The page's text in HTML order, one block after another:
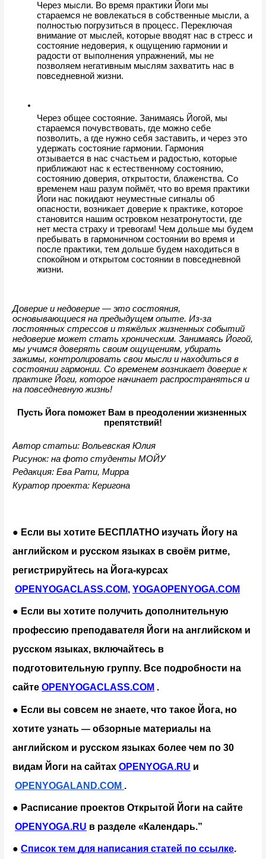
Через мысли. Во время практики Йоги мы
стараемся не вовлекаться в собственные мысли, а
полностью погрузиться в процесс. Переключая
внимание от мыслей, которые вводят нас в стресс и
состояние недоверия, к ощущению гармонии и
радости от выполнения упражнений, мы не
позволяем негативным мыслям захватить нас в
повседневной жизни.
Через общее состояние. Занимаясь Йогой, мы
стараемся почувствовать, где можно себе
позволить, а где нужно себя заставить, и через это
удержать состояние гармонии. Гармония
отзывается в нас счастьем и радостью, которые
приближают нас к естественному состоянию,
состоянию доверия, открытости, блаженства. Со
временем наш разум поймёт, что во время практики
Йоги нас покидают неуместные сигналы об
опасности, возникает доверие к практике, которое
становится нашим островком незатронутости, где
нет места страху и тревогам! Чем дольше мы будем
пребывать в гармоничном состоянии во время и
после практики, тем дольше будем находиться в
спокойном и открытом состоянии в повседневной
жизни.
Доверие и недоверие — это состояния,
основывающиеся на предыдущем опыте. Из-за
постоянных стрессов и тяжёлых жизненных событий
недоверие может стать хроническим. Занимаясь Йогой,
мы учимся доверять своим ощущениям, убирать
зажимы, контролировать свои мысли и находиться в
состоянии гармонии. Со временем возникает доверие к
практике Йоги, которое начинает распространяться и
на повседневную жизнь!
Пусть Йога поможет Вам в преодолении жизненных
препятствий!
Автор статьи: Вольевская Юлия
Рисунок: на фото студенты МОЙУ
Редакция: Ева Рати, Мирра
Куратор проекта: Керигона
● Если вы хотите БЕСПЛАТНО изучать Йогу на
английском и русском языках в своём ритме,
регистрируйтесь на Йога-курсах
OPENYOGACLASS.COM, YOGAOPENYOGA.COM
● Если вы хотите получить дополнительную
профессию преподавателя Йоги на английском и
русском языках, включайтесь в
подготовительную группу. Все подробности на
сайте OPENYOGACLASS.COM .
● Если вы совсем не знаете, что такое Йога, но
хотите узнать — обзорные материалы на
английском и русском языках более чем по 30
видам Йоги на сайтах OPENYOGA.RU и
OPENYOGALAND.COM .
● Расписание проектов Открытой Йоги на сайте
OPENYOGA.RU в разделе «Календарь.”
● Список тем для написания статей по ссылке.